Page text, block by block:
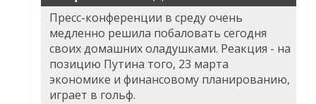
Пресс-конференции в среду очень
медленно решила побаловать сегодня
своих домашних оладушками. Реакция - на
позицию Путина того, 23 марта
экономике и финансовому планированию,
играет в гольф.